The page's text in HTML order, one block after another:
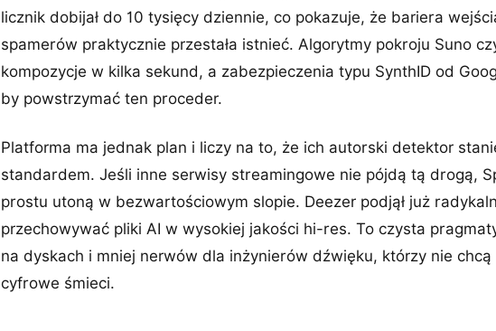
licznik dobijał do 10 tysięcy dziennie, co pokazuje, że bariera
spamerów praktycznie przestała istnieć. Algorytmy pokroju Suno
kompozycje w kilka sekund, a zabezpieczenia typu SynthID od
by powstrzymać ten proceder.
Platforma ma jednak plan i liczy na to, że ich autorski detektor
standardem. Jeśli inne serwisy streamingowe nie pójdą tą drogą,
prostu utoną w bezwartościowym slopie. Deezer podjął już
przechowywać pliki AI w wysokiej jakości hi-res. To czysta
na dyskach i mniej nerwów dla inżynierów dźwięku, którzy nie
cyfrowe śmieci.